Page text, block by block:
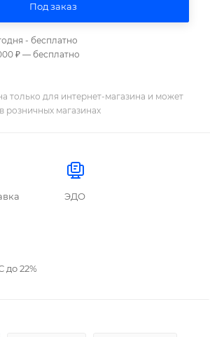
Под заказ
- бесплатно
₽ — бесплатно
только для интернет-магазина и может
розничных магазинах
ЭДО
22%